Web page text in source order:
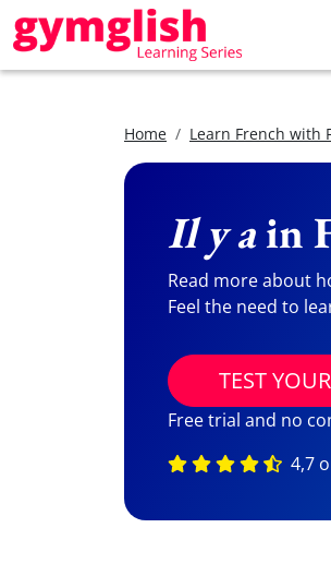
Home Learn French with
Il y ain
Read more about
Feel the need to
TEST
Free trial and no
4,7